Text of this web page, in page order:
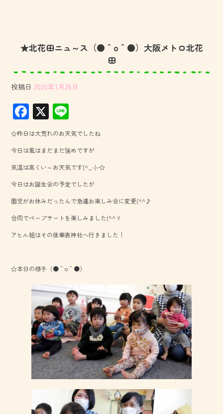
★北花田ニュ～ス（●＾o＾●）大阪メトロ北花
田
投稿日 2020年1月28日
F
ac
e
b
o
ok
X
ne
☆昨日は大荒れのお天気でしたね
今日は風はまだまだ強めですが
気温は高くい～お天気です(^_-)-☆
今日はお誕生会の予定でしたが
園児がお休みだったんで急遽お楽しみ会に変更(^^♪
合同でペープサートを楽しみました(^^ゞ
アヒル組はその後華表神社へ行きました！
☆本日の様子（●＾o＾●）